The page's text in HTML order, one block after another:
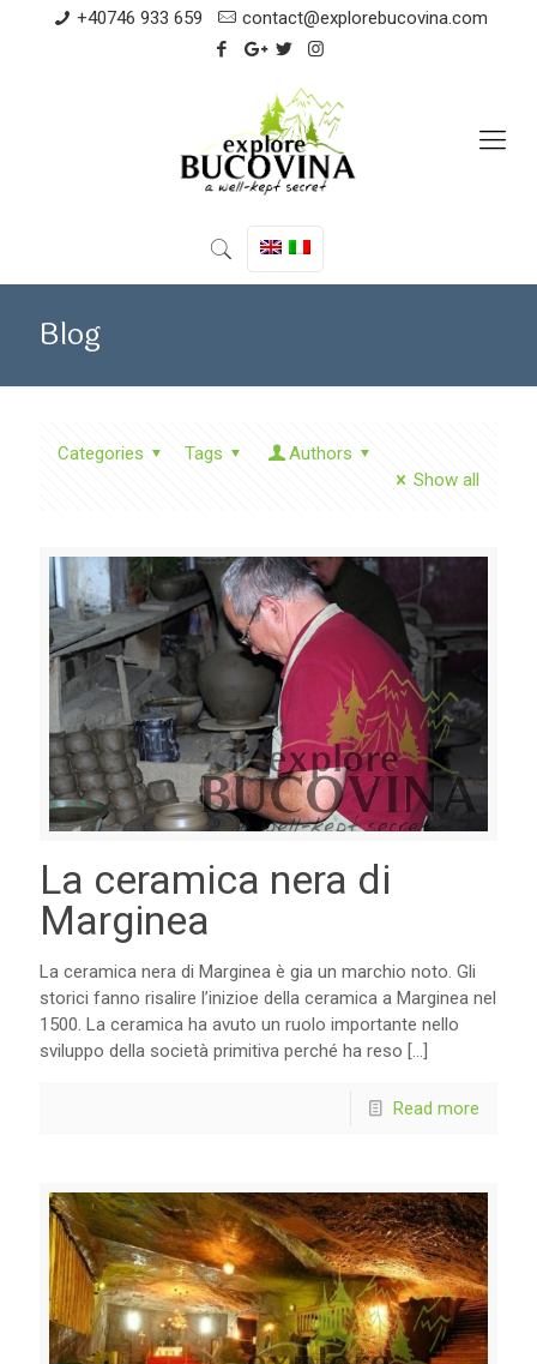
+40746 933 659 contact@explorebucovina.com
Blog
Categories Tags
Authors
Show all
La ceramica nera di
Marginea
La ceramica nera di Marginea è gia un marchio noto. Gli
storici fanno risalire l’inizioe della ceramica a Marginea nel
1500. La ceramica ha avuto un ruolo importante nello
sviluppo della società primitiva perché ha reso […]
Read more